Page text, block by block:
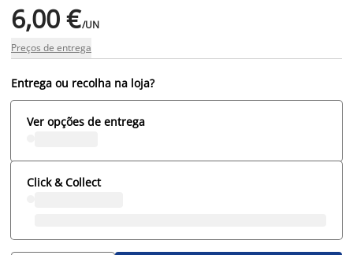
6,00 €/UN
Preços de entrega
Entrega ou recolha na loja?
Ver opções de entrega
Click & Collect